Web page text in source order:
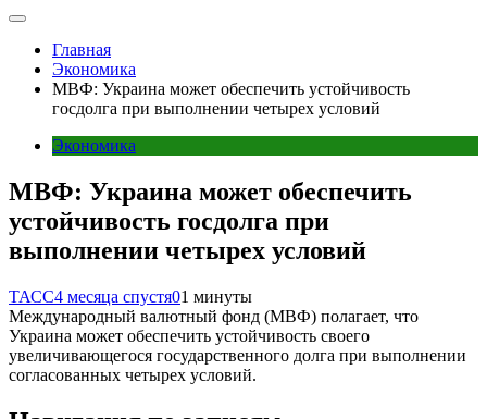
Главная
Экономика
МВФ: Украина может обеспечить устойчивость
госдолга при выполнении четырех условий
Экономика
МВФ: Украина может обеспечить
устойчивость госдолга при
выполнении четырех условий
ТАСС4 месяца спустя01 минуты
Международный валютный фонд (МВФ) полагает, что
Украина может обеспечить устойчивость своего
увеличивающегося государственного долга при выполнении
согласованных четырех условий.